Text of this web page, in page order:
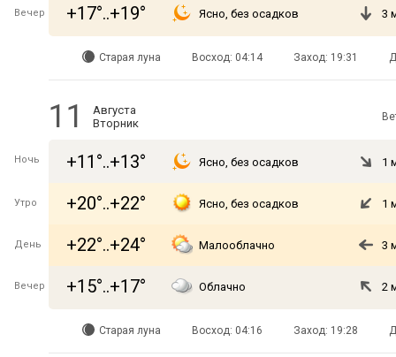
Вечер +17°..+19° Ясно, без осадков 3
Старая луна Восход: 04:14 Заход: 19:31
11
Августа
Вторник
Ночь +11°..+13° Ясно, без осадков 1
Утро +20°..+22° Ясно, без осадков 1
День +22°..+24° Малооблачно 3
Вечер +15°..+17° Облачно 2
Старая луна Восход: 04:16 Заход: 19:28